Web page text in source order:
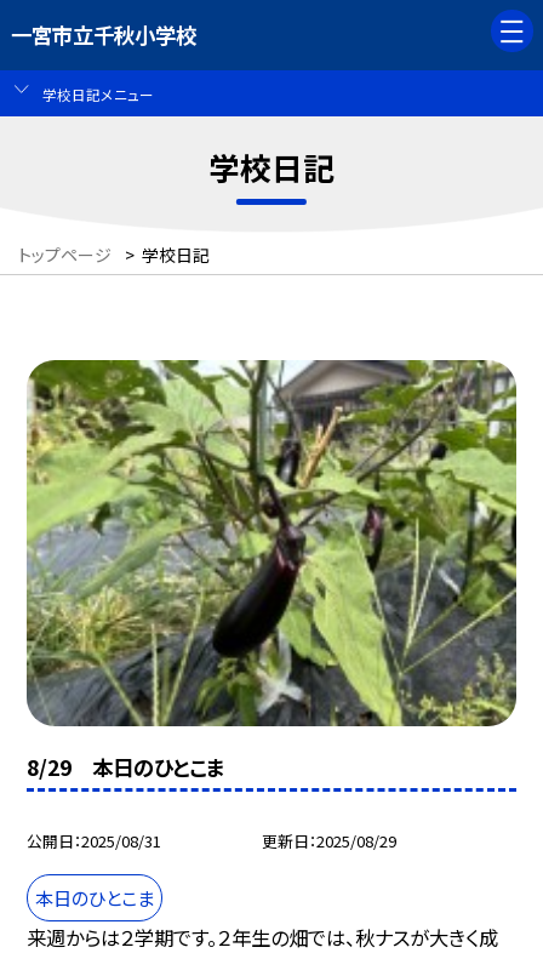
一宮市立千秋小学校
学校日記メニュー
学校日記
トップページ > 学校日記
8/29 本日のひとこま
公開日 2025/08/31 更新日 2025/08/29
本日のひとこま
来週からは２学期です。２年生の畑では、秋ナスが大きく成